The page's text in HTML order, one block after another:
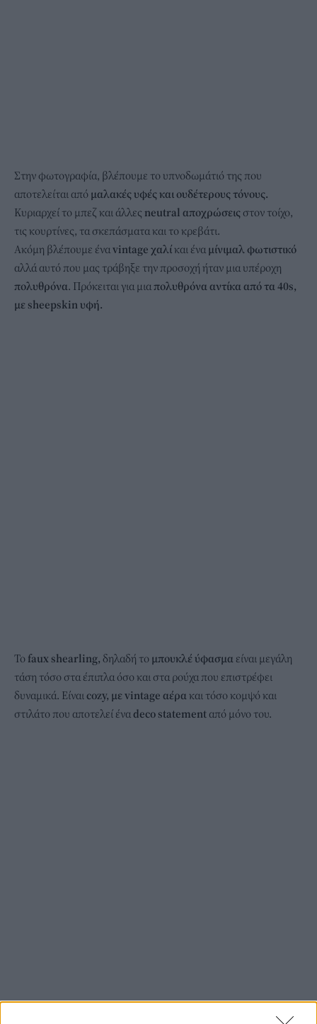
Στην φωτογραφία, βλέπουμε το υπνοδωμάτιό της που
αποτελείται από μαλακές υφές και ουδέτερους τόνους.
Κυριαρχεί το μπεζ και άλλες neutral αποχρώσεις στον τοίχο,
τις κουρτίνες, τα σκεπάσματα και το κρεβάτι.
Ακόμη βλέπουμε έναvintage χαλί και ένα μίνιμαλ φωτιστικό
αλλά αυτό που μας τράβηξε την προσοχή ήταν μια υπέροχη
πολυθρόνα. Πρόκειται για μιαπολυθρόνα αντίκα από τα 40s,
με sheepskin υφή.
Το faux shearling, δηλαδή το μπουκλέ ύφασμα είναι μεγάλη
τάση τόσο στα έπιπλα όσο και στα ρούχα που επιστρέφει
δυναμικά. Είναιcozy, με vintage αέρα και τόσο κομψό και
στιλάτο που αποτελεί ένα deco statement από μόνο του.